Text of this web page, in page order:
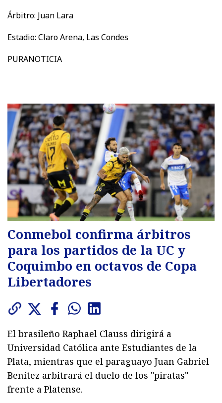
Árbitro: Juan Lara
Estadio: Claro Arena, Las Condes
PURANOTICIA
Conmebol confirma árbitros
para los partidos de la UC y
Coquimbo en octavos de Copa
Libertadores
El brasileño Raphael Clauss dirigirá a
Universidad Católica ante Estudiantes de la
Plata, mientras que el paraguayo Juan Gabriel
Benítez arbitrará el duelo de los "piratas"
frente a Platense.